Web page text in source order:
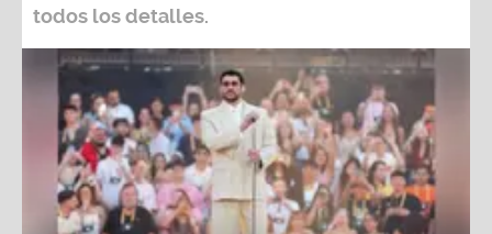
todos los detalles.